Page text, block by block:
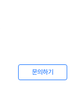
문의하기